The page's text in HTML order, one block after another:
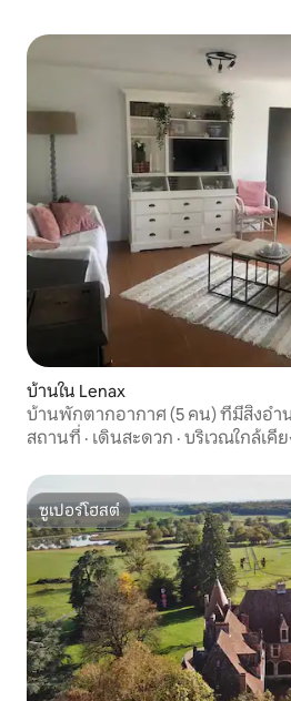
บ้านใน Lenax
บ้านพักตากอากาศ (5 คน) ที่มีสิ่งอำ
พร้อมอาคารเสริม
สถานที่ · เดินสะดวก · บริเวณใกล้เคีย
ซูเปอร์โฮสต์
ซูเปอร์โฮสต์